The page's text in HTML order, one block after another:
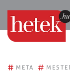
# META #